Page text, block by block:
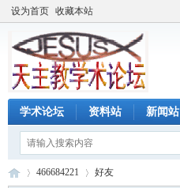
设为首页 收藏本站
学术论坛 资料站 新闻站
466684221 好友